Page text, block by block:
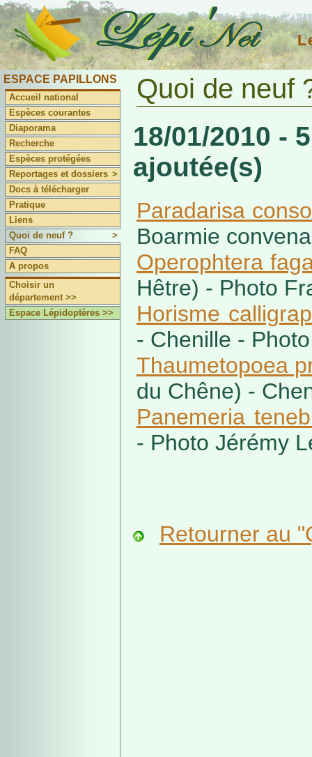
ESPACE PAPILLONS
Accueil national
Espèces courantes
Diaporama
Recherche
Espèces protégées
Reportages et dossiers >
Docs à télécharger
Pratique
Liens
Quoi de neuf ?
>
FAQ
A propos
Choisir un
département >>
Espace Lépidoptères >>
Quoi de neuf
18/01/2010 -
ajoutée(s)
Paradarisa
Boarmie
Operophtera
Hêtre) - Photo
Horisme
- Chenille -
Thaumetopoea
du Chêne) -
Panemeria
- Photo Jérémy
Retourner au